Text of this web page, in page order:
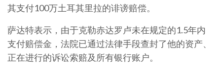
其支付100万土耳其里拉的诽谤赔偿。
萨达特表示，由于克勒赤达罗卢未在规定的1.5年内
支付赔偿金，法院已通过法律手段查封了他的资产、
正在进行的诉讼索赔及所有银行账户。